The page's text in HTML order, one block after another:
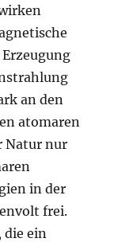
an den
atomaren
Natur nur
in der
frei.
ein